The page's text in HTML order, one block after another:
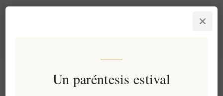
Información
Un paréntesis estival